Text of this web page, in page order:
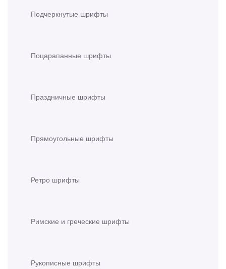
Подчеркнутые шрифты
Поцарапанные шрифты
Праздничные шрифты
Прямоугольные шрифты
Ретро шрифты
Римские и греческие шрифты
Рукописные шрифты